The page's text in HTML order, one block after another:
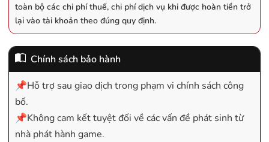
toàn bộ các chi phí thuế, chi phí dịch vụ khi được hoàn tiền trở
lại vào tài khoản theo đúng quy định.
Chính sách bảo hành
📌Hỗ trợ sau giao dịch trong phạm vi chính sách công
bố.
📌Không cam kết tuyệt đối về các vấn đề phát sinh từ
nhà phát hành game.